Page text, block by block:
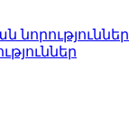
նորություններ